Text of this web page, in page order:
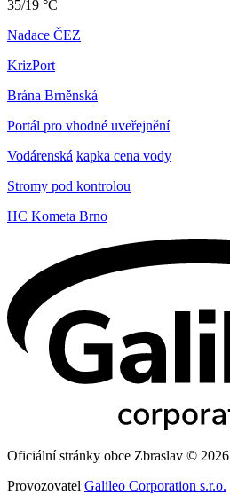
35/19 °C
Nadace ČEZ
KrizPort
Brána Brněnská
Portál pro vhodné uveřejnění
Vodárenská kapka cena vody
Stromy pod kontrolou
HC Kometa Brno
Oficiální stránky obce Zbraslav © 2026
Provozovatel Galileo Corporation s.r.o.